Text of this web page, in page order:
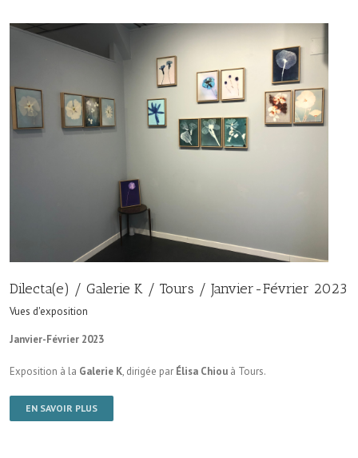
Dilecta(e) / Galerie K / Tours / Janvier-Février 2023
Vues d'exposition
Janvier-Février 2023
Exposition à la Galerie K, dirigée par Élisa Chiou à Tours.
EN SAVOIR PLUS